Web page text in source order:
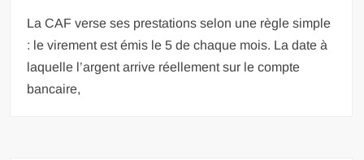
La CAF verse ses prestations selon une règle simple
: le virement est émis le 5 de chaque mois. La date à
laquelle l’argent arrive réellement sur le compte
bancaire,